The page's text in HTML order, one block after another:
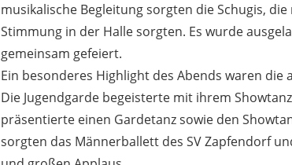
musikalische Begleitung sorgten die Schugis,
Stimmung in der Halle sorgten. Es wurde
gemeinsam gefeiert.
Ein besonderes Highlight des Abends waren die
Die Jugendgarde begeisterte mit ihrem
präsentierte einen Gardetanz sowie den
sorgten das Männerballett des SV Zapfendorf